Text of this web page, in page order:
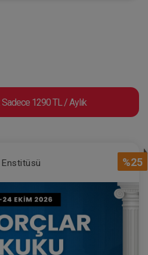
1290 TL / Aylık
%25